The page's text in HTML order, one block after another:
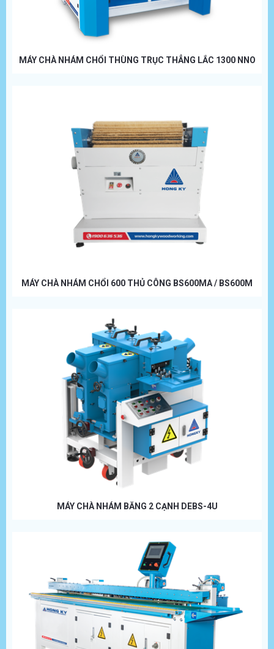
MÁY CHÀ NHÁM CHỔI THÙNG TRỤC THẲNG LẮC 1300 NNO
MÁY CHÀ NHÁM CHỔI 600 THỦ CÔNG BS600MA / BS600M
MÁY CHÀ NHÁM BĂNG 2 CẠNH DEBS-4U